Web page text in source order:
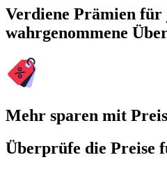
Verdiene Prämien für
wahrgenommene
Mehr sparen mit
Überprüfe die Preise